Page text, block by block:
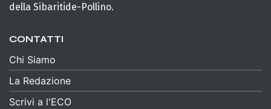
della Sibaritide-Pollino.
CONTATTI
Chi Siamo
La Redazione
Scrivi a l'ECO